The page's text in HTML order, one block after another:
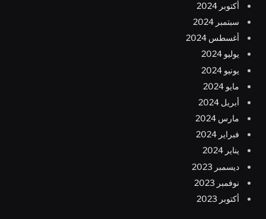
أكتوبر 2024
سبتمبر 2024
أغسطس 2024
يوليو 2024
يونيو 2024
مايو 2024
أبريل 2024
مارس 2024
فبراير 2024
يناير 2024
ديسمبر 2023
نوفمبر 2023
أكتوبر 2023